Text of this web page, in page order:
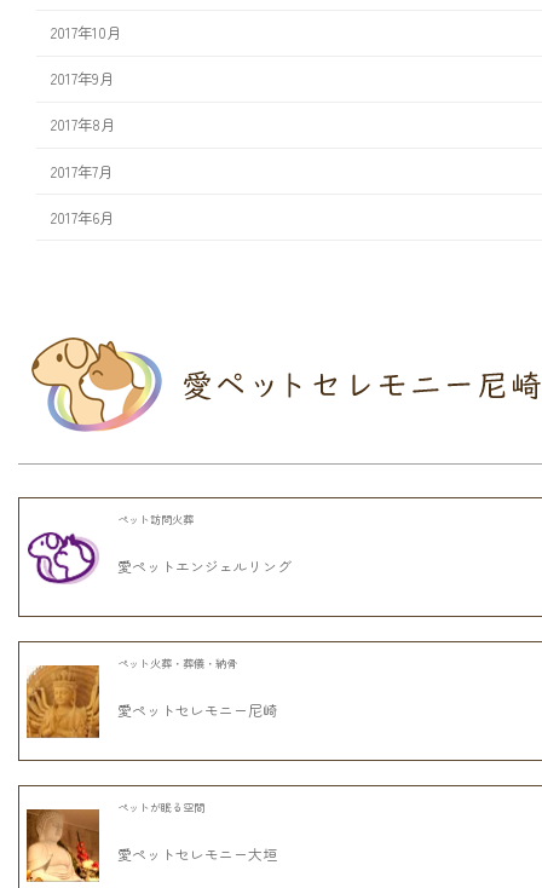
2017年10月
2017年9月
2017年8月
2017年7月
2017年6月
ペット訪問火葬
愛ペットエンジェルリング
ペット火葬・葬儀・納骨
愛ペットセレモニー尼崎
ペットが眠る空間
愛ペットセレモニー大垣